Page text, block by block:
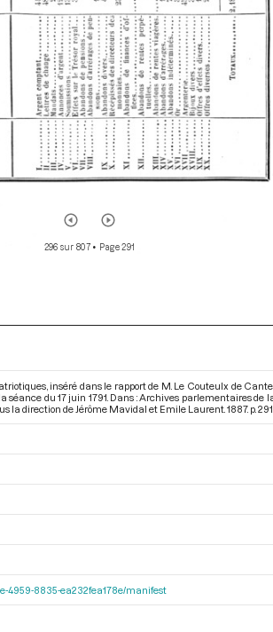
296 sur 807• Page 291
inséré dans le rapport de M. Le Couteulx de
séance du 17 juin 1791. Dans : Archives parlementaires de
la direction de Jérôme Mavidal et Emile Laurent. 1887. p. 291.
4959-8835-ea232fea178e/manifest